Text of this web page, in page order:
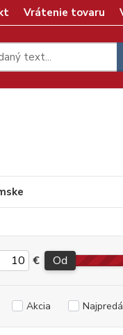
Vrátenie tovaru
€ Od
Akcia